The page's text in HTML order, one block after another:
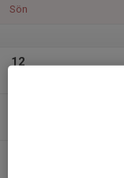
Sön
12